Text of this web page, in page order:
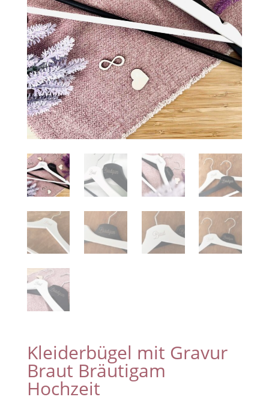
Kleiderbügel mit Gravur
Braut Bräutigam
Hochzeit